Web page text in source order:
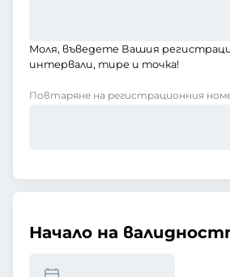
Моля, въведете Вашия
интервали, тире и точка!
Повтаряне на регистрационния
Начало на